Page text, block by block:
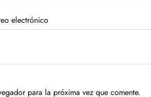
electrónico
para la próxima vez que comente.